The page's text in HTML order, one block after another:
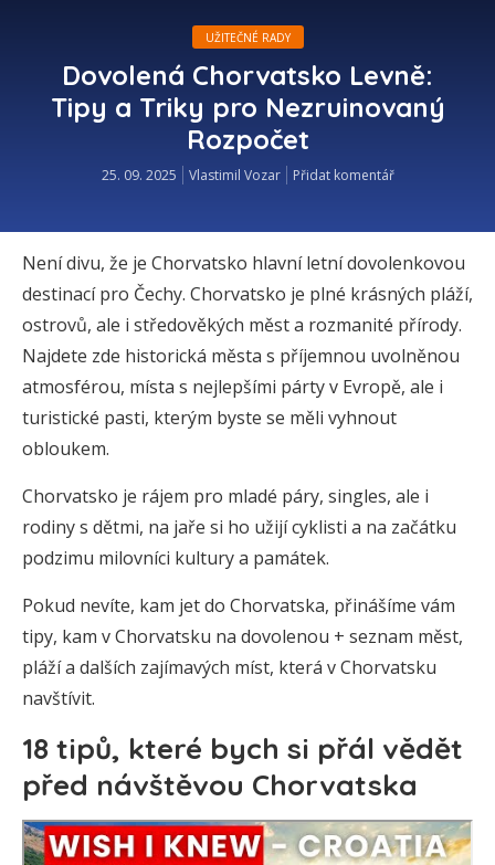
UŽITEČNÉ RADY
Dovolená Chorvatsko Levně:
Tipy a Triky pro Nezruinovaný
Rozpočet
25. 09. 2025 Vlastimil Vozar Přidat komentář
Není divu, že je Chorvatsko hlavní letní dovolenkovou
destinací pro Čechy. Chorvatsko je plné krásných pláží,
ostrovů, ale i středověkých měst a rozmanité přírody.
Najdete zde historická města s příjemnou uvolněnou
atmosférou, místa s nejlepšími párty v Evropě, ale i
turistické pasti, kterým byste se měli vyhnout
obloukem.
Chorvatsko je rájem pro mladé páry, singles, ale i
rodiny s dětmi, na jaře si ho užijí cyklisti a na začátku
podzimu milovníci kultury a památek.
Pokud nevíte, kam jet do Chorvatska, přinášíme vám
tipy, kam v Chorvatsku na dovolenou + seznam měst,
pláží a dalších zajímavých míst, která v Chorvatsku
navštívit.
18 tipů, které bych si přál vědět
před návštěvou Chorvatska